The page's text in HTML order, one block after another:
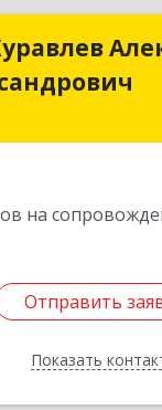
на
Отправить
Показать
Журавлев
Отправить
Назад